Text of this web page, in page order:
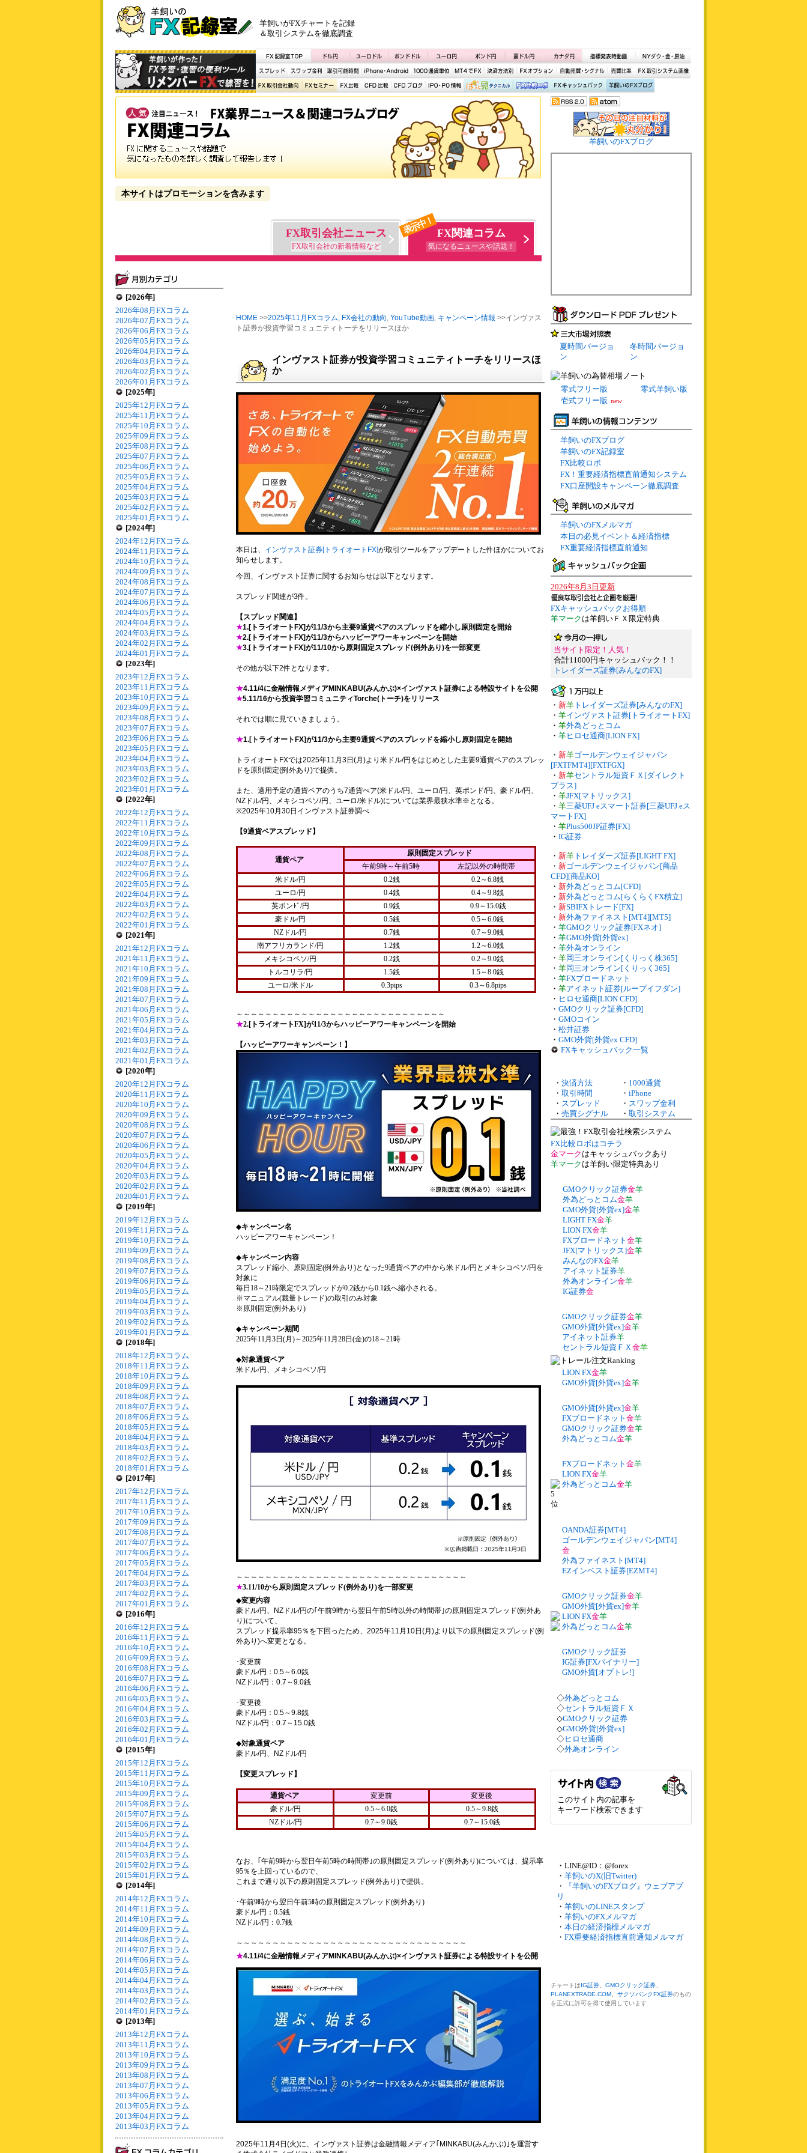
羊飼いがFXチャートを記録
＆取引システムを徹底調査
本サイトはプロモーションを含みます
FX取引会社ニュース
FX取引会社の新着情報など
表示中！ FX関連コラム
気になるニュースや話題！
[2026年]
2026年08月FXコラム
2026年07月FXコラム
2026年06月FXコラム
2026年05月FXコラム
2026年04月FXコラム
2026年03月FXコラム
2026年02月FXコラム
2026年01月FXコラム
[2025年]
2025年12月FXコラム
2025年11月FXコラム
2025年10月FXコラム
2025年09月FXコラム
2025年08月FXコラム
2025年07月FXコラム
2025年06月FXコラム
2025年05月FXコラム
2025年04月FXコラム
2025年03月FXコラム
2025年02月FXコラム
2025年01月FXコラム
[2024年]
2024年12月FXコラム
2024年11月FXコラム
2024年10月FXコラム
2024年09月FXコラム
2024年08月FXコラム
2024年07月FXコラム
2024年06月FXコラム
2024年05月FXコラム
2024年04月FXコラム
2024年03月FXコラム
2024年02月FXコラム
2024年01月FXコラム
[2023年]
2023年12月FXコラム
2023年11月FXコラム
2023年10月FXコラム
2023年09月FXコラム
2023年08月FXコラム
2023年07月FXコラム
2023年06月FXコラム
2023年05月FXコラム
2023年04月FXコラム
2023年03月FXコラム
2023年02月FXコラム
2023年01月FXコラム
[2022年]
2022年12月FXコラム
2022年11月FXコラム
2022年10月FXコラム
2022年09月FXコラム
2022年08月FXコラム
2022年07月FXコラム
2022年06月FXコラム
2022年05月FXコラム
2022年04月FXコラム
2022年03月FXコラム
2022年02月FXコラム
2022年01月FXコラム
[2021年]
2021年12月FXコラム
2021年11月FXコラム
2021年10月FXコラム
2021年09月FXコラム
2021年08月FXコラム
2021年07月FXコラム
2021年06月FXコラム
2021年05月FXコラム
2021年04月FXコラム
2021年03月FXコラム
2021年02月FXコラム
2021年01月FXコラム
[2020年]
2020年12月FXコラム
2020年11月FXコラム
2020年10月FXコラム
2020年09月FXコラム
2020年08月FXコラム
2020年07月FXコラム
2020年06月FXコラム
2020年05月FXコラム
2020年04月FXコラム
2020年03月FXコラム
2020年02月FXコラム
2020年01月FXコラム
[2019年]
2019年12月FXコラム
2019年11月FXコラム
2019年10月FXコラム
2019年09月FXコラム
2019年08月FXコラム
2019年07月FXコラム
2019年06月FXコラム
2019年05月FXコラム
2019年04月FXコラム
2019年03月FXコラム
2019年02月FXコラム
2019年01月FXコラム
[2018年]
2018年12月FXコラム
2018年11月FXコラム
2018年10月FXコラム
2018年09月FXコラム
2018年08月FXコラム
2018年07月FXコラム
2018年06月FXコラム
2018年05月FXコラム
2018年04月FXコラム
2018年03月FXコラム
2018年02月FXコラム
2018年01月FXコラム
[2017年]
2017年12月FXコラム
2017年11月FXコラム
2017年10月FXコラム
2017年09月FXコラム
2017年08月FXコラム
2017年07月FXコラム
2017年06月FXコラム
2017年05月FXコラム
2017年04月FXコラム
2017年03月FXコラム
2017年02月FXコラム
2017年01月FXコラム
[2016年]
2016年12月FXコラム
2016年11月FXコラム
2016年10月FXコラム
2016年09月FXコラム
2016年08月FXコラム
2016年07月FXコラム
2016年06月FXコラム
2016年05月FXコラム
2016年04月FXコラム
2016年03月FXコラム
2016年02月FXコラム
2016年01月FXコラム
[2015年]
2015年12月FXコラム
2015年11月FXコラム
2015年10月FXコラム
2015年09月FXコラム
2015年08月FXコラム
2015年07月FXコラム
2015年06月FXコラム
2015年05月FXコラム
2015年04月FXコラム
2015年03月FXコラム
2015年02月FXコラム
2015年01月FXコラム
[2014年]
2014年12月FXコラム
2014年11月FXコラム
2014年10月FXコラム
2014年09月FXコラム
2014年08月FXコラム
2014年07月FXコラム
2014年06月FXコラム
2014年05月FXコラム
2014年04月FXコラム
2014年03月FXコラム
2014年02月FXコラム
2014年01月FXコラム
[2013年]
2013年12月FXコラム
2013年11月FXコラム
2013年10月FXコラム
2013年09月FXコラム
2013年08月FXコラム
2013年07月FXコラム
2013年06月FXコラム
2013年05月FXコラム
2013年04月FXコラム
2013年03月FXコラム
HOME >>2025年11月FXコラム, FX会社の動向 , YouTube動画, キャンペーン情報 >>インヴァス
ト証券が投資学習コミュニティトーチをリリースほか
インヴァスト証券が投資学習コミュニティトーチをリリースほ
か
本日は、 インヴァスト証券[トライオートFX]が取引ツールをアップデートした件ほかについてお
知らせします。
今回、インヴァスト証券に関するお知らせは以下となります。
スプレッド関連が3件。
【スプレッド関連】
★1.[トライオートFX]が11/3から主要9通貨ペアのスプレッドを縮小し原則固定を開始
★2.[トライオートFX]が11/3からハッピーアワーキャンペーンを開始
★3.[トライオートFX]が11/10から原則固定スプレッド(例外あり)を一部変更
その他が以下2件となります。
★4.11/4に金融情報メディアMINKABU(みんかぶ)×インヴァスト証券による特設サイトを公開
★5.11/16から投資学習コミュニティTorche(トーチ)をリリース
それでは順に見ていきましょう。
★1.[トライオートFX]が11/3から主要9通貨ペアのスプレッドを縮小し原則固定を開始
トライオートFXでは2025年11月3日(月)より米ドル/円をはじめとした主要9通貨ペアのスプレッ
ドを原則固定(例外あり)で提供。
また、適用予定の通貨ペアのうち7通貨ぺア(米ドル/円、ユーロ/円、英ポンド/円、豪ドル/円、
NZドル/円、メキシコペソ/円、ユーロ/米ドル)については業界最狭水準※となる。
※2025年10月30日インヴァスト証券調べ
【9通貨ペアスプレッド】
通貨ペア
原則固定スプレッド
午前9時～午前5時
左記以外の時間帯
米ドル/円
0.2銭
0.2～6.8銭
ユーロ/円
0.4銭
0.4～9.8銭
英ポンﾄﾞ/円
0.9銭
0.9～15.0銭
豪ドル/円
0.5銭
0.5～6.0銭
NZドル/円
0.7銭
0.7～9.0銭
南アフリカランド/円
1.2銭
1.2～6.0銭
メキシコペソ/円
0.2銭
0.2～9.0銭
トルコリラ/円
1.5銭
1.5～8.0銭
ユーロ/米ドル
0.3pips 0.3～6.8pips
～～～～～～～～～～～～～～～～～～～～～～～～～～～～～
★2.[トライオートFX]が11/3からハッピーアワーキャンペーンを開始
【ハッピーアワーキャンペーン！】
◆キャンペーン名
ハッピーアワーキャンペーン！
◆キャンペーン内容
スプレッド縮小、原則固定(例外あり)となった9通貨ペアの中から米ドル/円とメキシコペソ/円を
対象に
毎日18～21時限定でスプレッドが0.2銭から0.1銭へ縮小される。
※マニュアル(裁量トレード)の取引のみ対象
※原則固定(例外あり)
◆キャンペーン期間
2025年11月3日(月)～2025年11月28日(金)の18～21時
◆対象通貨ペア
米ドル/円、メキシコペソ/円
～～～～～～～～～～～～～～～～～～～～～～～～～～～～～～～～
★3.11/10から原則固定スプレッド(例外あり)を一部変更
◆変更内容
豪ドル/円、NZドル/円の｢午前9時から翌日午前5時以外の時間帯｣の原則固定スプレッド(例外あ
り)について、
スプレッド提示率95％を下回ったため、2025年11月10日(月)より以下の原則固定スプレッド(例
外あり)へ変更となる。
･変更前
豪ドル/円：0.5～6.0銭
NZドル/円：0.7～9.0銭
･変更後
豪ドル/円：0.5～9.8銭
NZドル/円：0.7～15.0銭
◆対象通貨ペア
豪ドル/円、NZドル/円
【変更スプレッド】
通貨ペア 変更前
変更後
豪ドル/円
0.5～6.0銭
0.5～9.8銭
NZドル/円
0.7～9.0銭 0.7～15.0銭
なお、｢午前9時から翌日午前5時の時間帯｣の原則固定スプレッド(例外あり)については、提示率
95％を上回っているので、
これまで通り以下の原則固定スプレッド(例外あり)で提供。
･午前9時から翌日午前5時の原則固定スプレッド(例外あり)
豪ドル/円：0.5銭
NZドル/円：0.7銭
～～～～～～～～～～～～～～～～～～～～～～～～～～～～～～～～
★4.11/4に金融情報メディアMINKABU(みんかぶ)×インヴァスト証券による特設サイトを公開
2025年11月4日(火)に、インヴァスト証券は金融情報メディア｢MINKABU(みんかぶ)｣を運営す
羊飼いのFXブログ
夏時間バージョ
ン
冬時間バージョ
ン
零式フリー版
零式羊飼い版
壱式フリー版 new
羊飼いのFXブログ
羊飼いのFX記録室
FX比較ロボ
FX！重要経済指標直前通知システム
FX口座開設キャンペーン徹底調査
羊飼いのFXメルマガ
本日の必見イベント＆経済指標
FX重要経済指標直前通知
2026年8月3日更新
FXキャッシュバックお得順
羊マーク は羊飼いＦＸ限定特典
当サイト限定！人気！
合計11000円キャッシュバック！！
トレイダーズ証券[みんなのFX]
・ 新羊 トレイダーズ証券[みんなのFX]
・ 羊インヴァスト証券[トライオートFX]
・ 羊外為どっとコム
・ 羊ヒロセ通商[LION FX]
・ 新羊ゴールデンウェイジャパン
[FXTFMT4][FXTFGX]
・ 新羊セントラル短資ＦＸ[ダイレクト
プラス]
・ 羊JFX[マトリックス]
・ 羊三菱UFJ eスマート証券[三菱UFJ eス
マートFX]
・ 羊Plus500JP証券[FX]
・ IG証券
・ 新羊 トレイダーズ証券[LIGHT FX]
・ 新ゴールデンウェイジャパン[商品
CFD][商品KO]
・ 新外為どっとコム[CFD]
・ 新外為どっとコム[らくらくFX積立]
・ 新SBIFXトレード[FX]
・ 新外為ファイネスト[MT4][MT5]
・ 羊GMOクリック証券[FXネオ]
・ 羊GMO外貨[外貨ex]
・ 羊外為オンライン
・ 羊岡三オンライン[くりっく株365]
・ 羊岡三オンライン[くりっく365]
・ 羊FXブロードネット
・ 羊アイネット証券[ループイフダン]
・ ヒロセ通商[LION CFD]
・ GMOクリック証券[CFD]
・ GMOコイン
・ 松井証券
・ GMO外貨[外貨ex CFD]
FXキャッシュバック一覧
・ 決済方法 ・ 1000通貨
・ 取引時間 ・ iPhone
・ スプレッド ・ スワップ金利
・ 売買シグナル ・ 取引システム
FX比較ロボはコチラ
金マーク はキャッシュバックあり
羊マーク は羊飼い限定特典あり
GMOクリック証券金羊
外為どっとコム金羊
GMO外貨[外貨ex]金羊
LIGHT FX金羊
LION FX金羊
FXブロードネット 金羊
JFX[マトリックス]金羊
みんなのFX金羊
アイネット証券羊
外為オンライン金羊
IG証券金
GMOクリック証券金羊
GMO外貨[外貨ex]金羊
アイネット証券羊
セントラル短資ＦＸ 金羊
LION FX金羊
GMO外貨[外貨ex]金羊
GMO外貨[外貨ex]金羊
FXブロードネット 金羊
GMOクリック証券金羊
外為どっとコム金羊
FXブロードネット 金羊
LION FX金羊
外為どっとコム金羊
OANDA証券[MT4]
ゴールデンウェイジャパン[MT4]
金
外為ファイネスト[MT4]
EZインベスト証券[EZMT4]
GMOクリック証券金羊
GMO外貨[外貨ex]金羊
LION FX金羊
外為どっとコム金羊
GMOクリック証券
IG証券[FXバイナリー]
GMO外貨[オプトレ!]
◇外為どっとコム
◇セントラル短資ＦＸ
◇GMOクリック証券
◇GMO外貨[外貨ex]
◇ヒロセ通商
◇外為オンライン
このサイト内の記事を
キーワード検索できます
・LINE@ID：@forex
・ 羊飼いのX(旧Twitter)
・
『羊飼いのFXブログ』ウェブアプ
リ
・ 羊飼いのLINEスタンプ
・ 羊飼いのFXメルマガ
・ 本日の経済指標メルマガ
・ FX重要経済指標直前通知メルマガ
チャートはIG証券 GMOクリック証券
PLANEXTRADE.COM
サクソバンクFX証券のもの
を正式に許可を得て使用しています